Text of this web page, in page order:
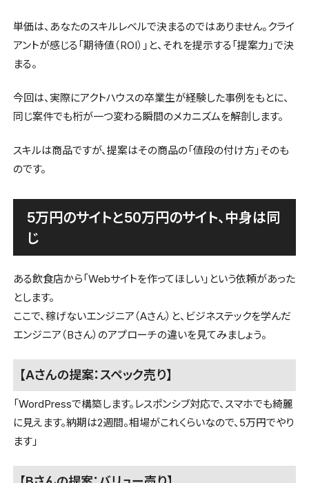
単価は、あなたのスキルレベルで決まるのではありません。クライ
アントが感じる「期待値（ROI）」と、それを提示する「提案力」で決
まる。
今回は、実際にアクトハウスの卒業生が経験した事例をもとに、
同じ案件でも桁が一つ変わる瞬間のメカニズムを解剖します。
スキルは商品ですが、提案はその商品の「値段の付け方」そのも
のです。
5万円のサイトと50万円のサイト、中身は同
じ
ある飲食店から「Webサイトを作ってほしい」という依頼があった
とします。
ここで、稼げないエンジニア（Aさん）と、ビジネステックを学んだ
エンジニア（Bさん）のアプローチの違いを見てみましょう。
【Aさんの提案：スペック売り】
「WordPressで構築します。レスポンシブ対応で、スマホでも綺麗
に見えます。納期は2週間。相場がこれくらいなので、5万円でやり
ます」